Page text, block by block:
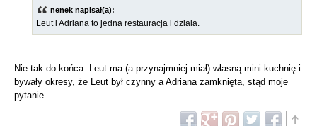
nenek napisał(a):
Leut i Adriana to jedna restauracja i dziala.
Nie tak do końca. Leut ma (a przynajmniej miał) własną mini kuchnię i
bywały okresy, że Leut był czynny a Adriana zamknięta, stąd moje
pytanie.